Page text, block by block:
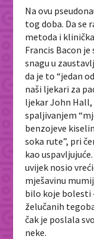
Na ovu
tog doba. Da se
metoda i
Francis Bacon
snagu u
da je to “jedan
naši ljekari za
ljekar John
spaljivanjem
benzojeve
soka rute”, pri
kao
uvijek nosio
mješavinu
bilo koje bolesti
želučanih
čak je poslala
neke.